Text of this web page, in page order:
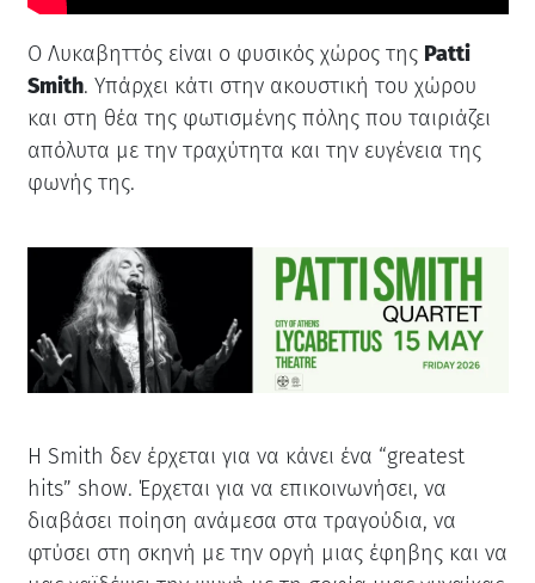
Ο Λυκαβηττός είναι ο φυσικός χώρος της Patti
Smith. Υπάρχει κάτι στην ακουστική του χώρου
και στη θέα της φωτισμένης πόλης που ταιριάζει
απόλυτα με την τραχύτητα και την ευγένεια της
φωνής της.
Η Smith δεν έρχεται για να κάνει ένα “greatest
hits” show. Έρχεται για να επικοινωνήσει, να
διαβάσει ποίηση ανάμεσα στα τραγούδια, να
φτύσει στη σκηνή με την οργή μιας έφηβης και να